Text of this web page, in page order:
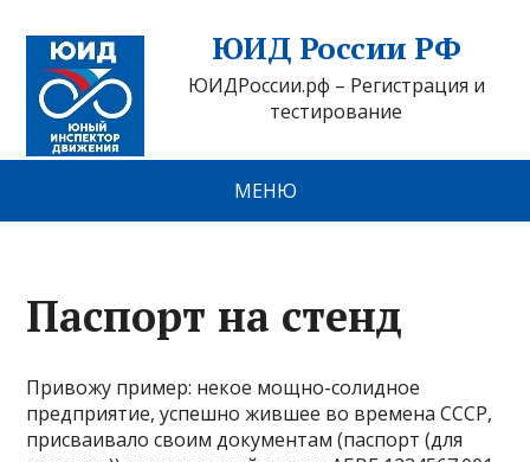
ЮИД России РФ
ЮИДРоссии.рф – Регистрация и
тестирование
МЕНЮ
Паспорт на стенд
Привожу пример: некое мощно-солидное
предприятие, успешно жившее во времена СССР,
присваивало своим документам (паспорт (для